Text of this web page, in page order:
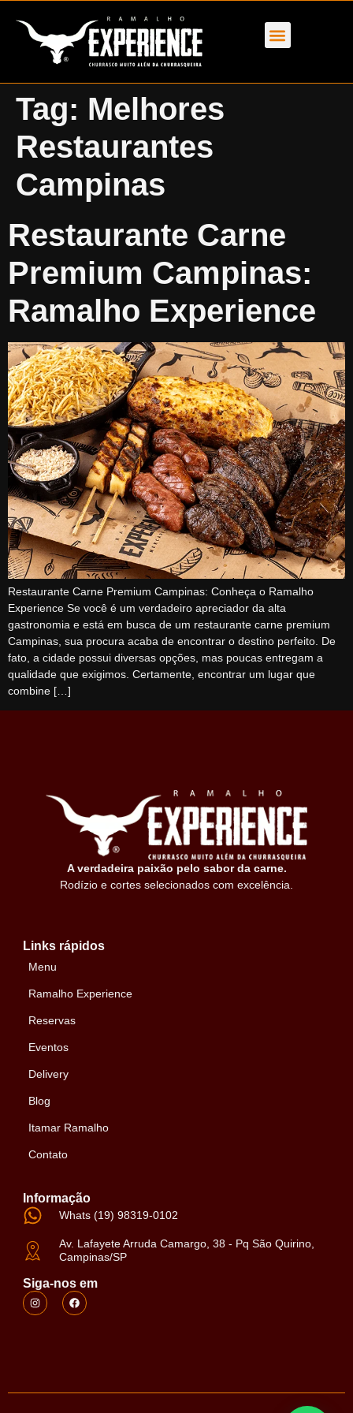
Tag: Melhores
Restaurantes
Campinas
Restaurante Carne
Premium Campinas:
Ramalho Experience
Restaurante Carne Premium Campinas: Conheça o Ramalho
Experience Se você é um verdadeiro apreciador da alta
gastronomia e está em busca de um restaurante carne premium
Campinas, sua procura acaba de encontrar o destino perfeito. De
fato, a cidade possui diversas opções, mas poucas entregam a
qualidade que exigimos. Certamente, encontrar um lugar que
combine […]
A verdadeira paixão pelo sabor da carne.
Rodízio e cortes selecionados com excelência.
Links rápidos
Menu
Ramalho Experience
Reservas
Eventos
Delivery
Blog
Itamar Ramalho
Contato
Informação
Whats (19) 98319-0102
Av. Lafayete Arruda Camargo, 38 - Pq São Quirino,
Campinas/SP
Siga-nos em